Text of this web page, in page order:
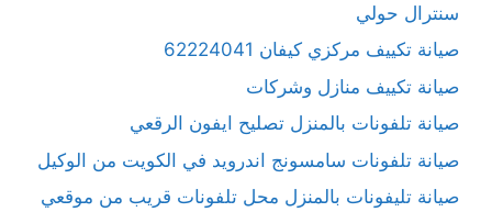
سنترال حولي
صيانة تكييف مركزي كيفان 62224041
صيانة تكييف منازل وشركات
صيانة تلفونات بالمنزل تصليح ايفون الرقعي
صيانة تلفونات سامسونج اندرويد في الكويت من الوكيل
صيانة تليفونات بالمنزل محل تلفونات قريب من موقعي